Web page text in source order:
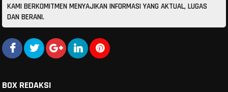
KAMI BERKOMITMEN MENYAJIKAN INFORMASI YANG AKTUAL, LUGAS
DAN BERANI.
BOX REDAKSI